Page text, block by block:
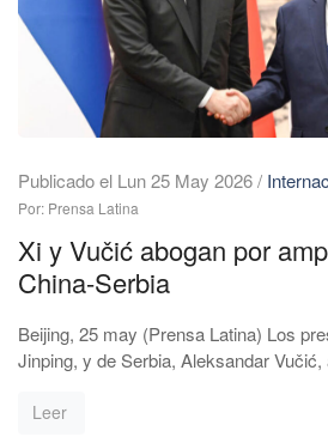
Publicado el Lun 25 May 2026/
Por: Prensa Latina
Xi y Vučić abogan por
China-Serbia
Beijing, 25 may (Prensa Latina) Los
Jinping, y de Serbia, Aleksandar
Leer